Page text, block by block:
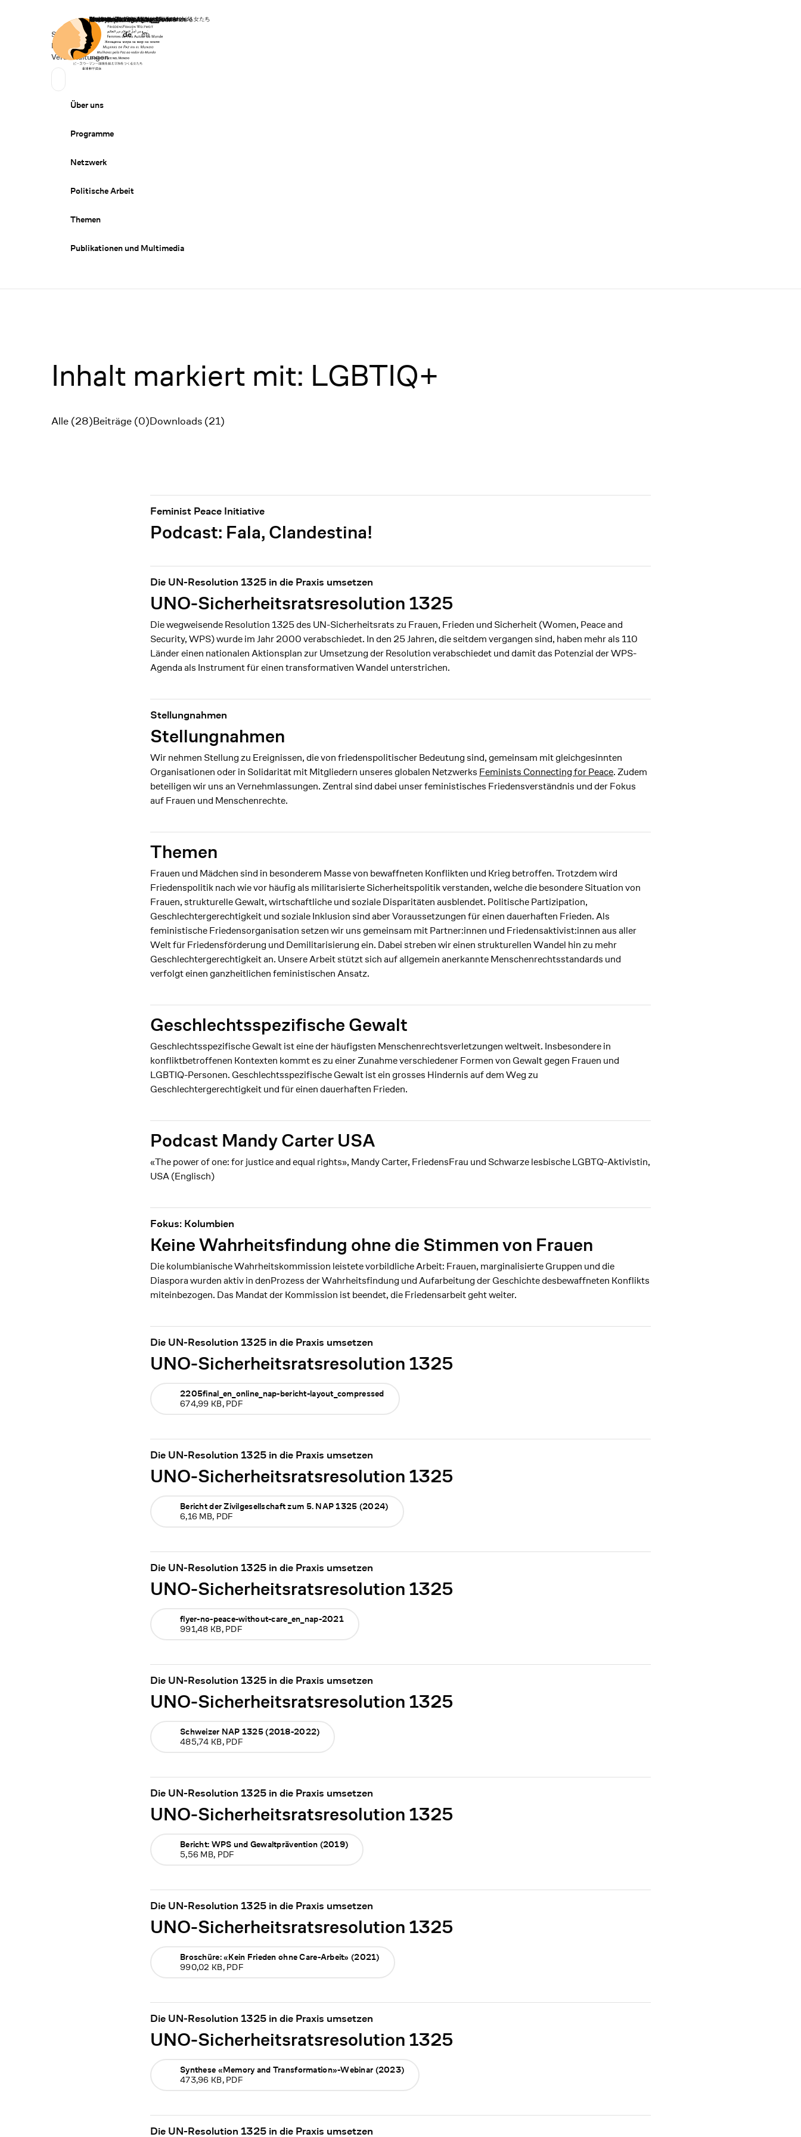
Startseite
Secondary Navigation
Spenden
News
Veranstaltungen
Sprache wechseln
Deutsch
de English
en
Primary Navigation
Über uns
Programme
Netzwerk
Politische Arbeit
Themen
Publikationen und Multimedia
Inhalt markiert mit: LGBTIQ+
Filter
Alle (28)Beiträge (0)Downloads (21)
Podcast: Fala, Clandestina!
Feminist Peace Initiative
UNO-Sicherheitsratsresolution 1325
Die UN-Resolution 1325 in die Praxis umsetzen
Die wegweisende Resolution 1325 des UN-Sicherheitsrats zu Frauen, Frieden und Sicherheit (Women, Peace and
Security, WPS) wurde im Jahr 2000 verabschiedet. In den 25 Jahren, die seitdem vergangen sind, haben mehr als 110
Länder einen nationalen Aktionsplan zur Umsetzung der Resolution verabschiedet und damit das Potenzial der WPS-
Agenda als Instrument für einen transformativen Wandel unterstrichen.
Stellungnahmen
Stellungnahmen
Wir nehmen Stellung zu Ereignissen, die von friedenspolitischer Bedeutung sind, gemeinsam mit gleichgesinnten
Organisationen oder in Solidarität mit Mitgliedern unseres globalen Netzwerks Feminists Connecting for Peace. Zudem
beteiligen wir uns an Vernehmlassungen. Zentral sind dabei unser feministisches Friedensverständnis und der Fokus
auf Frauen und Menschenrechte.
Themen
Frauen und Mädchen sind in besonderem Masse von bewaffneten Konflikten und Krieg betroffen. Trotzdem wird
Friedenspolitik nach wie vor häufig als militarisierte Sicherheitspolitik verstanden, welche die besondere Situation von
Frauen, strukturelle Gewalt, wirtschaftliche und soziale Disparitäten ausblendet. Politische Partizipation,
Geschlechtergerechtigkeit und soziale Inklusion sind aber Voraussetzungen für einen dauerhaften Frieden. Als
feministische Friedensorganisation setzen wir uns gemeinsam mit Partner:innen und Friedensaktivist:innen aus aller
Welt für Friedensförderung und Demilitarisierung ein. Dabei streben wir einen strukturellen Wandel hin zu mehr
Geschlechtergerechtigkeit an. Unsere Arbeit stützt sich auf allgemein anerkannte Menschenrechtsstandards und
verfolgt einen ganzheitlichen feministischen Ansatz.
Geschlechts­spezifische Gewalt
Geschlechtsspezifische Gewalt ist eine der häufigsten Menschenrechtsverletzungen weltweit. Insbesondere in
konfliktbetroffenen Kontexten kommt es zu einer Zunahme verschiedener Formen von Gewalt gegen Frauen und
LGBTIQ-Personen. Geschlechtsspezifische Gewalt ist ein grosses Hindernis auf dem Weg zu
Geschlechtergerechtigkeit und für einen dauerhaften Frieden.
Podcast Mandy Carter USA
«The power of one: for justice and equal rights», Mandy Carter, FriedensFrau und Schwarze lesbische LGBTQ-Aktivistin,
USA (Englisch)
Keine Wahrheitsfindung ohne die Stimmen von Frauen
Fokus: Kolumbien
Die kolumbianische Wahrheitskommission leistete vorbildliche Arbeit: Frauen, marginalisierte Gruppen und die
Diaspora wurden aktiv in denProzess der Wahrheitsfindung und Aufarbeitung der Geschichte desbewaffneten Konflikts
miteinbezogen. Das Mandat der Kommission ist beendet, die Friedensarbeit geht weiter.
UNO-Sicherheitsratsresolution 1325
Die UN-Resolution 1325 in die Praxis umsetzen
2205final_en_online_nap-bericht-layout_compressed
674,99 KB, PDF
UNO-Sicherheitsratsresolution 1325
Die UN-Resolution 1325 in die Praxis umsetzen
Bericht der Zivilgesellschaft zum 5. NAP 1325 (2024)
6,16 MB, PDF
UNO-Sicherheitsratsresolution 1325
Die UN-Resolution 1325 in die Praxis umsetzen
flyer-no-peace-without-care_en_nap-2021
991,48 KB, PDF
UNO-Sicherheitsratsresolution 1325
Die UN-Resolution 1325 in die Praxis umsetzen
Schweizer NAP 1325 (2018-2022)
485,74 KB, PDF
UNO-Sicherheitsratsresolution 1325
Die UN-Resolution 1325 in die Praxis umsetzen
Bericht: WPS und Gewaltprävention (2019)
5,56 MB, PDF
UNO-Sicherheitsratsresolution 1325
Die UN-Resolution 1325 in die Praxis umsetzen
Broschüre: «Kein Frieden ohne Care-Arbeit» (2021)
990,02 KB, PDF
UNO-Sicherheitsratsresolution 1325
Die UN-Resolution 1325 in die Praxis umsetzen
Synthese «Memory and Transformation»-Webinar (2023)
473,96 KB, PDF
Die UN-Resolution 1325 in die Praxis umsetzen